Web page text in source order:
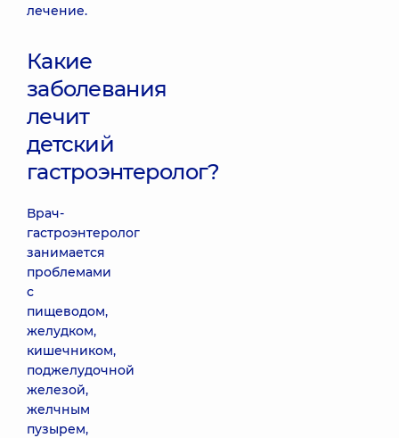
лечение.
Какие
заболевания
лечит
детский
гастроэнтеролог?
Врач-
гастроэнтеролог
занимается
проблемами
с
пищеводом,
желудком,
кишечником,
поджелудочной
железой,
желчным
пузырем,